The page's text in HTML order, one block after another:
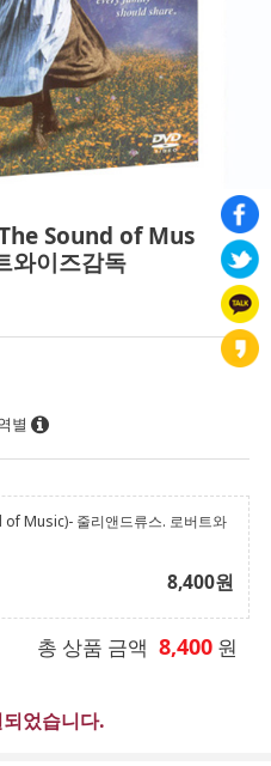
Sound of Mus
와이즈감독
별
Music)- 줄리앤드류스. 로버트와
8,400원
총 상품 금액 8,400 원
었습니다.